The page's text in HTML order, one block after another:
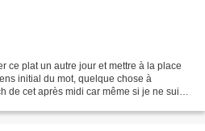
ce plat un autre jour et mettre à la place
initial du mot, quelque chose à
de cet après midi car même si je ne suis